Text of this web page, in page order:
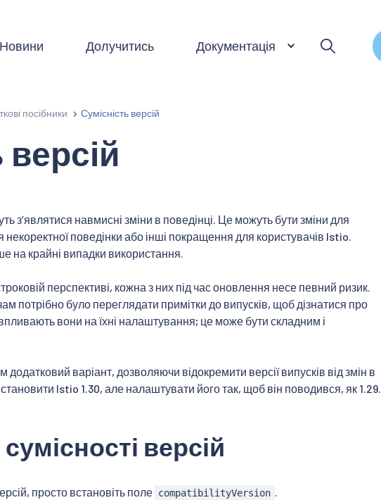
Новини Долучитись Документація
посібники Сумісність версій
версій
навмисні зміни в поведінці. Це можуть бути зміни для
поведінки або інші покращення для користувачів Istio.
на крайні випадки використання.
перспективі, кожна з них під час оновлення несе певний ризик.
потрібно було переглядати примітки до випусків, щоб дізнатися про
вони на їхні налаштування; це може бути складним і
додатковий варіант, дозволяючи відокремити версії випусків від змін в
Istio 1.30, але налаштувати його так, щоб він поводився, як 1.29.
версій
просто встановіть поле compatibilityVersion .